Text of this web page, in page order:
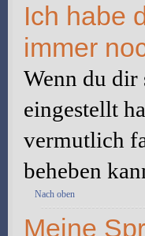
Ich habe
immer
Wenn du dir
eingestellt
vermutlich
beheben
Nach oben
Meine